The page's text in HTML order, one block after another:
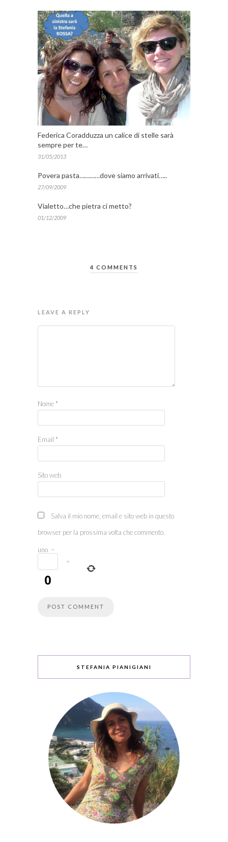
Federica Coradduzza un calice di stelle sarà
sempre per te…
31/05/2013
Povera pasta…………dove siamo arrivati…..
27/09/2009
Vialetto…che pietra ci metto?
01/12/2009
4 COMMENTS
LEAVE A REPLY
Nome *
Email *
Sito web
Salva il mio nome, email e sito web in questo
browser per la prossima volta che commento.
uno −
=
STEFANIA PIANIGIANI